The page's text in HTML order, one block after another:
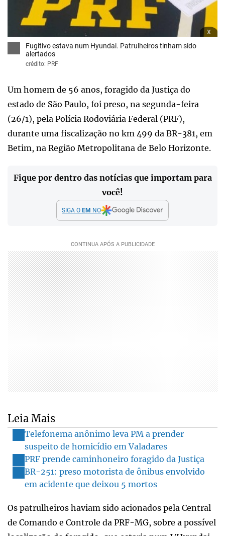
x
Fugitivo estava num Hyundai. Patrulheiros tinham sido
alertados
crédito: PRF
Um homem de 56 anos, foragido da Justiça do
estado de São Paulo, foi preso, na segunda-feira
(26/1), pela Polícia Rodoviária Federal (PRF),
durante uma fiscalização no km 499 da BR-381, em
Betim, na Região Metropolitana de Belo Horizonte.
Fique por dentro das notícias que importam para
você!
SIGA O EM NO
Leia Mais
Telefonema anônimo leva PM a prender
suspeito de homicídio em Valadares
PRF prende caminhoneiro foragido da Justiça
BR-251: preso motorista de ônibus envolvido
em acidente que deixou 5 mortos
Os patrulheiros haviam sido acionados pela Central
de Comando e Controle da PRF-MG, sobre a possível